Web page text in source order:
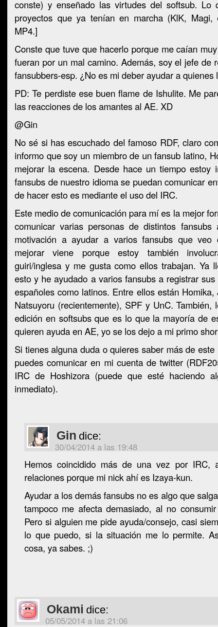
conste) y enseñado las virtudes del softsub. Lo
proyectos que ya tenían en marcha (KlK, Magi,
MP4.]
Conste que tuve que hacerlo porque me caían
fueran por un mal camino. Además, soy el jefe de
fansubbers-esp. ¿No es mi deber ayudar a quienes
PD: Te perdiste ese buen flame de Ishulite. Me
las reacciones de los amantes al AE. XD
@Gin
No sé si has escuchado del famoso RDF, claro
informo que soy un miembro de un fansub latino,
mejorar la escena. Desde hace un tiempo estoy
fansubs de nuestro idioma se puedan comunicar
de hacer esto es mediante el uso del IRC.
Este medio de comunicación para mí es la mejor
comunicar varias personas de distintos
motivación a ayudar a varios fansubs que veo
mejorar viene porque estoy también
guiri/inglesa y me gusta como ellos trabajan. Ya
esto y he ayudado a varios fansubs a registrar
españoles como latinos. Entre ellos están Homika,
Natsuyoru (recientemente), SPF y UnC.
edición en softsubs que es lo que la mayoría de
quieren ayuda en AE, yo se los dejo a mi primo
Si tienes alguna duda o quieres saber más de
puedes comunicar en mi cuenta de twitter
IRC de Hoshizora (puede que esté haciendo
inmediato).
Gin dice:
30/04/2014 a las 19:48
Hemos coincidido más de una vez por IRC,
relaciones porque mi nick ahí es Izaya-kun.
Ayudar a los demás fansubs no es algo que
tampoco me afecta demasiado, al no
Pero si alguien me pide ayuda/consejo, casi
lo que puedo, si la situación me lo permite.
cosa, ya sabes. ;)
Okami dice:
05/05/2014 a las 21:06